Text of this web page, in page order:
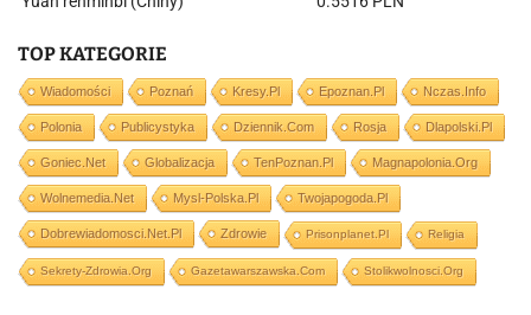
TOP KATEGORIE
Wiadomości Poznań Kresy.pl Epoznan.pl Nczas.info
Polonia Publicystyka Dziennik.com Rosja Dlapolski.pl
Goniec.net Globalizacja TenPoznan.pl Magnapolonia.org
Wolnemedia.net Mysl-Polska.pl Twojapogoda.pl
Dobrewiadomosci.net.pl Zdrowie Prisonplanet.pl Religia
Sekrety-Zdrowia.org Gazetawarszawska.com Stolikwolnosci.org